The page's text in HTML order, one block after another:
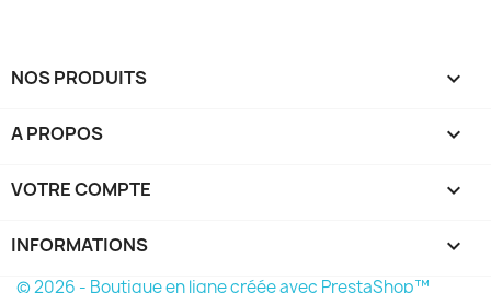
NOS PRODUITS 
A PROPOS 
VOTRE COMPTE 
INFORMATIONS keyboard_arrow_down
© 2026 - Boutique en ligne créée avec PrestaShop™